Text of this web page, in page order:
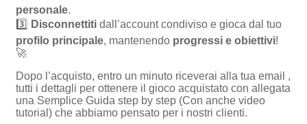
personale.
3️⃣ Disconnettiti dall’account condiviso e gioca dal tuo
profilo principale, mantenendo progressi e obiettivi!
🚀
Dopo l’acquisto, entro un minuto riceverai alla tua email ,
tutti i dettagli per ottenere il gioco acquistato con allegata
una Semplice Guida step by step (Con anche video
tutorial) che abbiamo pensato per i nostri clienti.